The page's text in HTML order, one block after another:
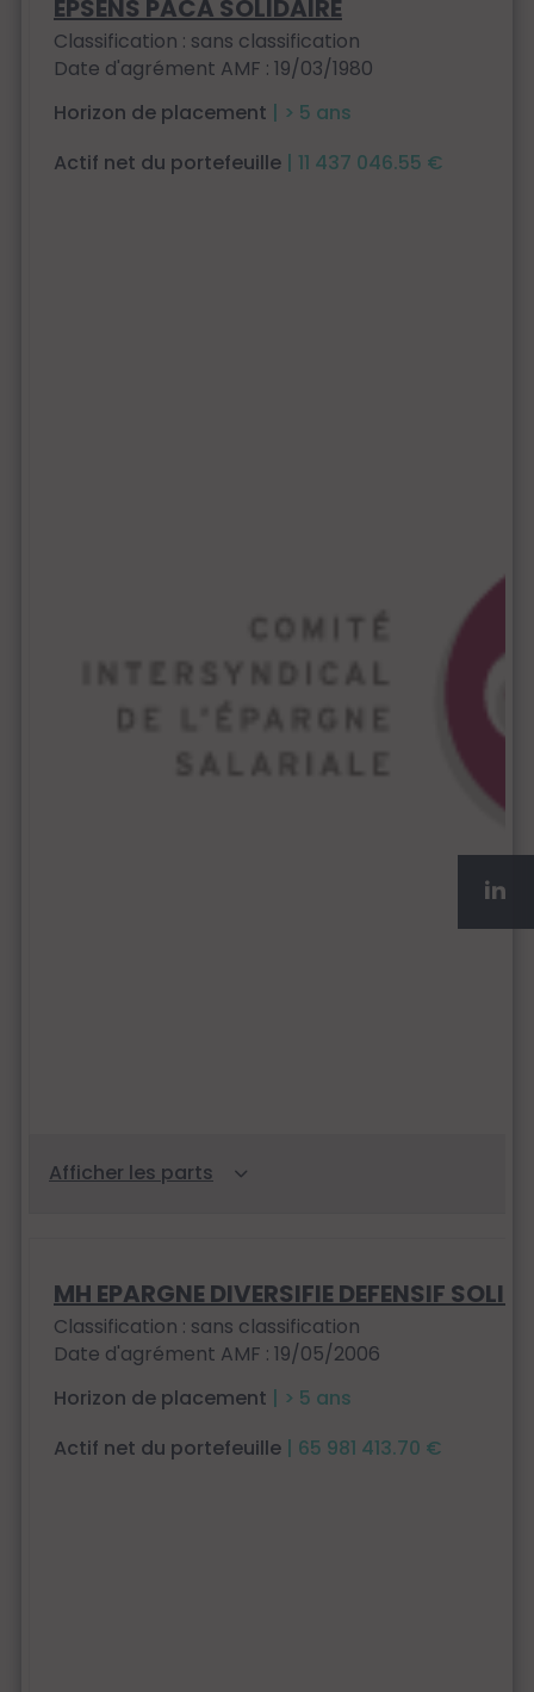
EPSENS PACA SOLIDAIRE
Classification : sans classification
Date d'agrément AMF : 19/03/1980
Horizon de placement | > 5 ans
Actif net du portefeuille | 11 437 046.55 €
MH EPARGNE DIVERSIFIE DEFENSIF
Classification : sans classification
Date d'agrément AMF : 19/05/2006
Horizon de placement | > 5 ans
Actif net du portefeuille | 65 981 413.70 €